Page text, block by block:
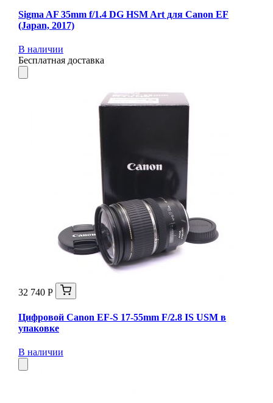
Sigma AF 35mm f/1.4 DG HSM Art для Canon EF
(Japan, 2017)
В наличии
Бесплатная доставка
32 740 Р
Цифровой Canon EF-S 17-55mm F/2.8 IS USM в
упаковке
В наличии